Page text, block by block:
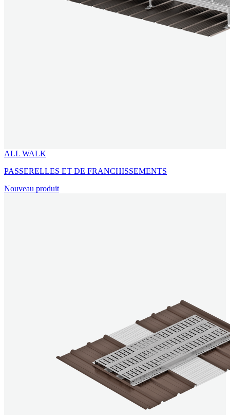
ALL WALK
PASSERELLES ET DE FRANCHISSEMENTS
Nouveau produit